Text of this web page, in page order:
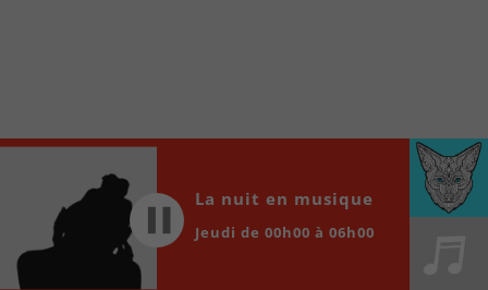
locale vous sont maintenant accessibles en un clic!
Player
00:00 00:00
La nuit en musique
Jeudi de 00h00 à 06h00